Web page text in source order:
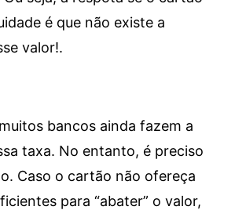
é que não existe a
valor!.
bancos ainda fazem a
taxa. No entanto, é preciso
Caso o cartão não ofereça
para “abater” o valor,